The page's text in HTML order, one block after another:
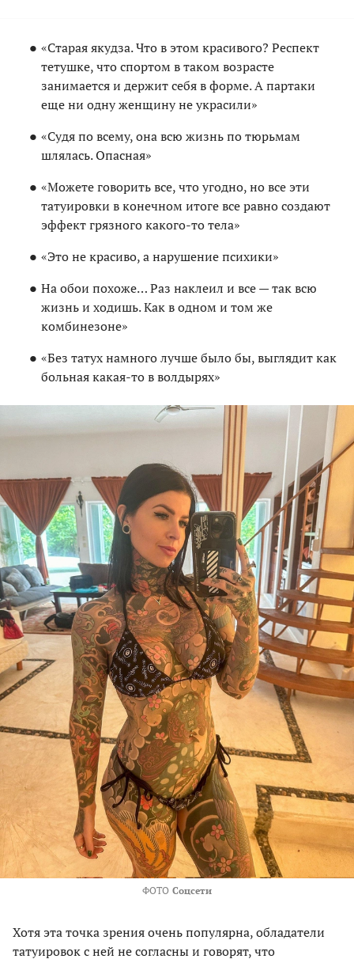
«Старая якудза. Что в этом красивого? Респект
тетушке, что спортом в таком возрасте
занимается и держит себя в форме. А партаки
еще ни одну женщину не украсили»
«Судя по всему, она всю жизнь по тюрьмам
шлялась. Опасная»
«Можете говорить все, что угодно, но все эти
татуировки в конечном итоге все равно создают
эффект грязного какого-то тела»
«Это не красиво, а нарушение психики»
На обои похоже… Раз наклеил и все — так всю
жизнь и ходишь. Как в одном и том же
комбинезоне»
«Без татух намного лучше было бы, выглядит как
больная какая-то в волдырях»
ФОТО Соцсети
Хотя эта точка зрения очень популярна, обладатели
татуировок с ней не согласны и говорят, что